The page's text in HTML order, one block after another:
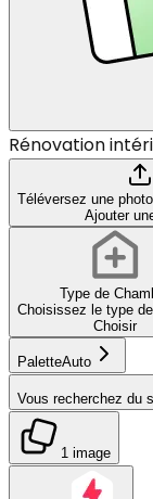
Rénovation
Téléversez une
Ajouter
Type de
Choisissez le type
Choisir
PaletteAuto
Vous recherchez du
1 image